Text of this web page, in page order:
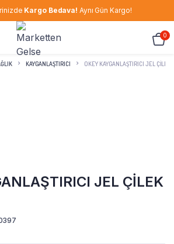
Kargo Bedava! Aynı Gün Kargo!
0
KAYGANLAŞTIRICI OKEY KAYGANLAŞTIRICI JEL ÇİLEK
JEL ÇİLEK